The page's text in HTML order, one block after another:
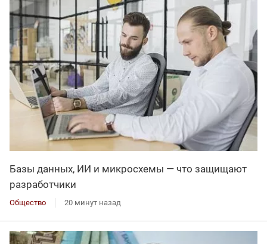
Базы данных, ИИ и микросхемы — что защищают
разработчики
Общество 20 минут назад